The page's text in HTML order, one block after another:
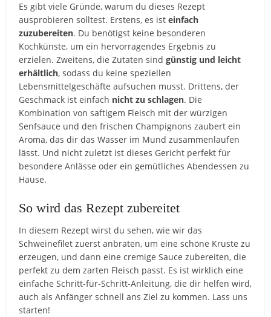
Es gibt viele Gründe, warum du dieses Rezept
ausprobieren solltest. Erstens, es isteinfach
zuzubereiten. Du benötigst keine besonderen
Kochkünste, um ein hervorragendes Ergebnis zu
erzielen. Zweitens, die Zutaten sindgünstig und leicht
erhältlich, sodass du keine speziellen
Lebensmittelgeschäfte aufsuchen musst. Drittens, der
Geschmack ist einfach nicht zu schlagen. Die
Kombination von saftigem Fleisch mit der würzigen
Senfsauce und den frischen Champignons zaubert ein
Aroma, das dir das Wasser im Mund zusammenlaufen
lässt. Und nicht zuletzt ist dieses Gericht perfekt für
besondere Anlässe oder ein gemütliches Abendessen zu
Hause.
So wird das Rezept zubereitet
In diesem Rezept wirst du sehen, wie wir das
Schweinefilet zuerst anbraten, um eine schöne Kruste zu
erzeugen, und dann eine cremige Sauce zubereiten, die
perfekt zu dem zarten Fleisch passt. Es ist wirklich eine
einfache Schritt-für-Schritt-Anleitung, die dir helfen wird,
auch als Anfänger schnell ans Ziel zu kommen. Lass uns
starten!